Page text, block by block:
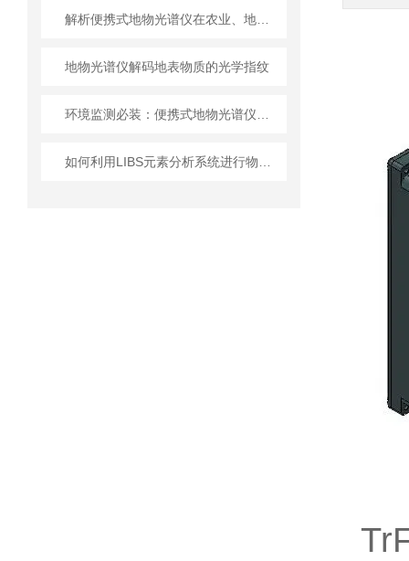
地物光谱仪解码地表物质的光学指纹